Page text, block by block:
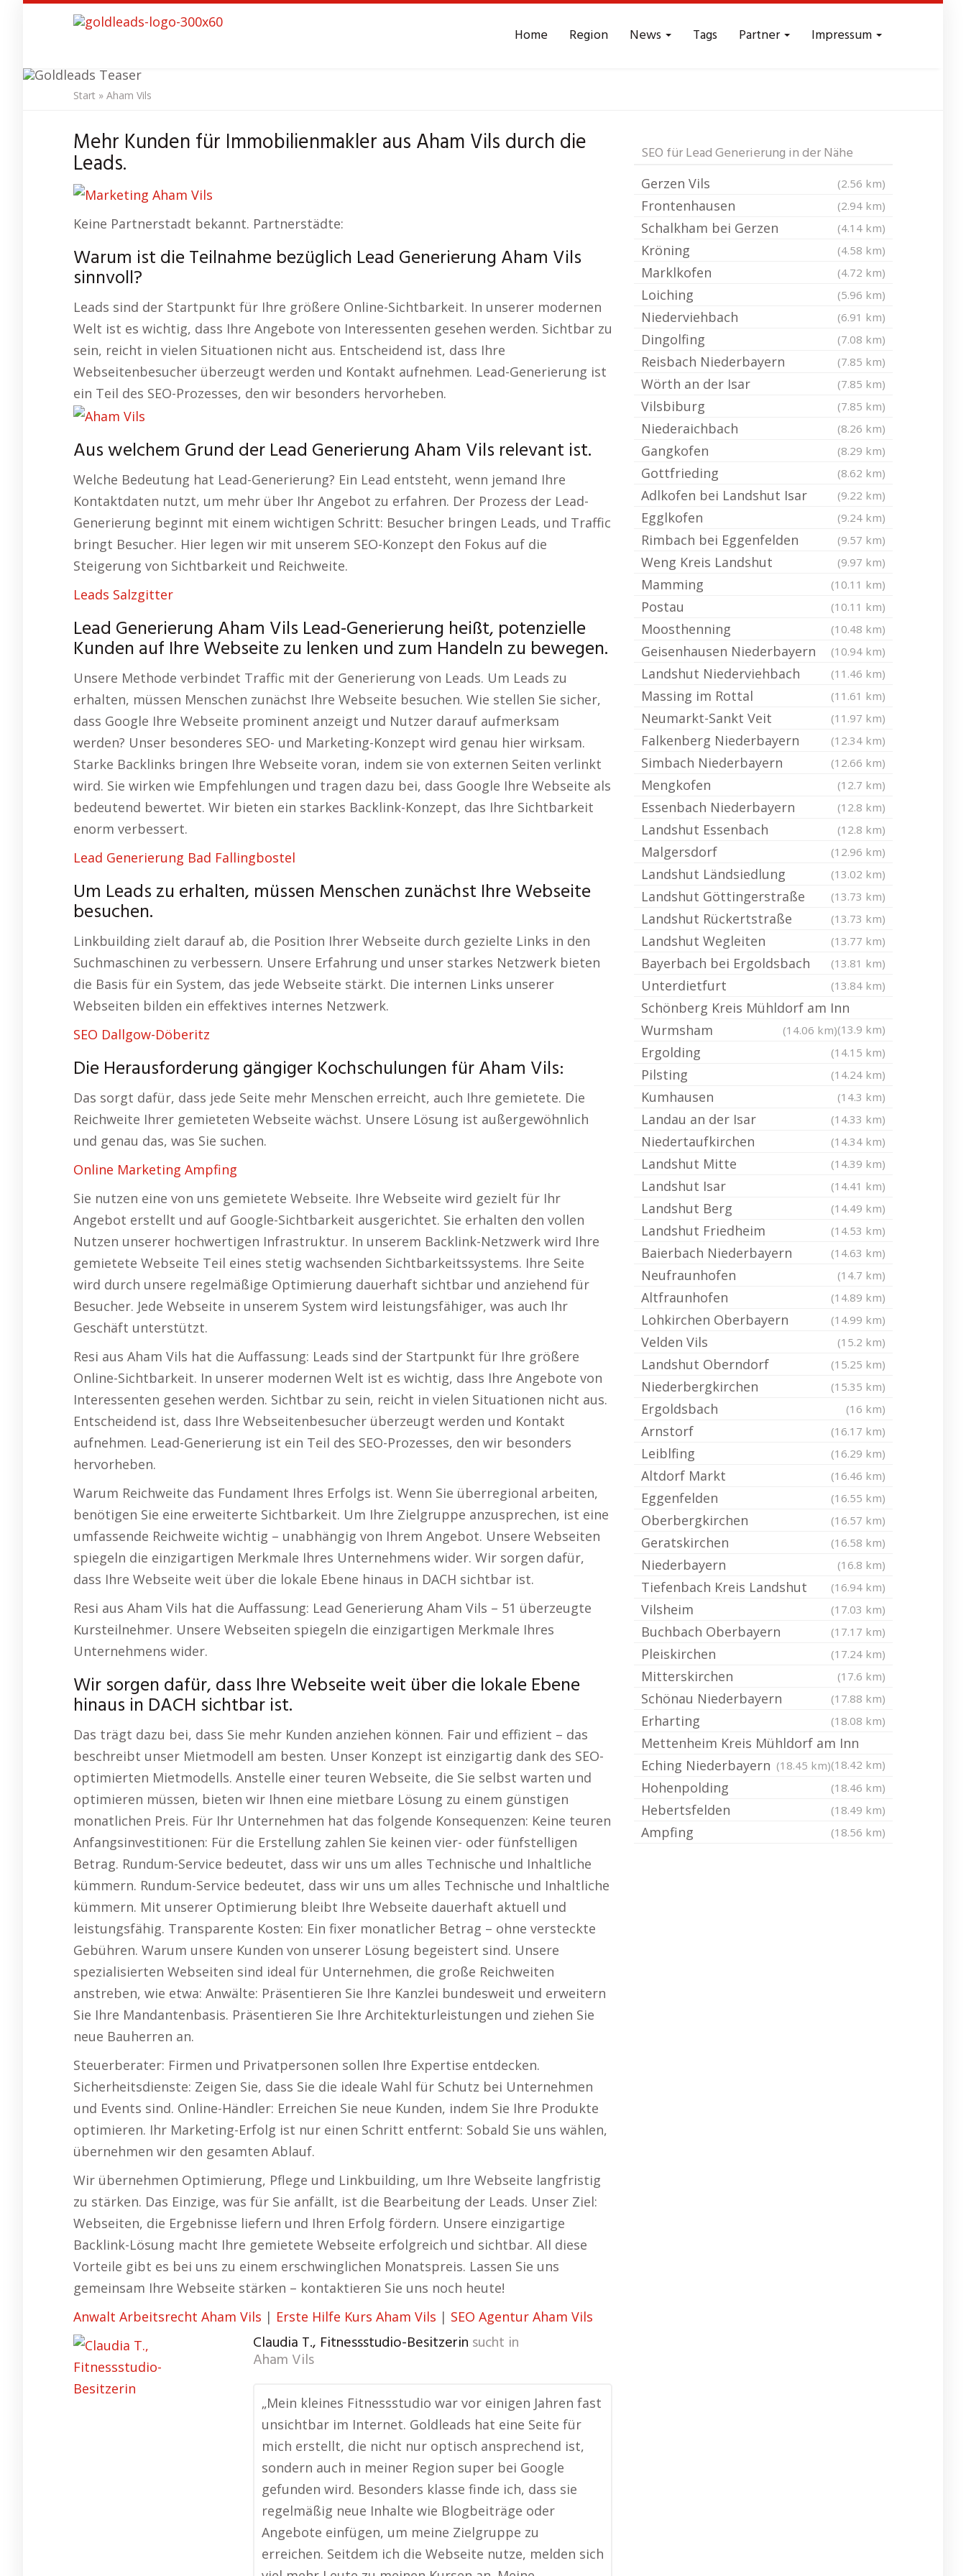
content
Home Region News Tags Partner Impressum
SEO Agentur Aham Vils Leads - Reichweite
Start » Aham Vils
Mehr Kunden für Immobilienmakler aus Aham Vils durch die
Leads.
Keine Partnerstadt bekannt. Partnerstädte:
Warum ist die Teilnahme bezüglich Lead Generierung Aham Vils
sinnvoll?
Leads sind der Startpunkt für Ihre größere Online-Sichtbarkeit. In unserer modernen
Welt ist es wichtig, dass Ihre Angebote von Interessenten gesehen werden. Sichtbar zu
sein, reicht in vielen Situationen nicht aus. Entscheidend ist, dass Ihre
Webseitenbesucher überzeugt werden und Kontakt aufnehmen. Lead-Generierung ist
ein Teil des SEO-Prozesses, den wir besonders hervorheben.
Aus welchem Grund der Lead Generierung Aham Vils relevant ist.
Welche Bedeutung hat Lead-Generierung? Ein Lead entsteht, wenn jemand Ihre
Kontaktdaten nutzt, um mehr über Ihr Angebot zu erfahren. Der Prozess der Lead-
Generierung beginnt mit einem wichtigen Schritt: Besucher bringen Leads, und Traffic
bringt Besucher. Hier legen wir mit unserem SEO-Konzept den Fokus auf die
Steigerung von Sichtbarkeit und Reichweite.
Leads Salzgitter
Lead Generierung Aham Vils Lead-Generierung heißt, potenzielle
Kunden auf Ihre Webseite zu lenken und zum Handeln zu bewegen.
Unsere Methode verbindet Traffic mit der Generierung von Leads. Um Leads zu
erhalten, müssen Menschen zunächst Ihre Webseite besuchen. Wie stellen Sie sicher,
dass Google Ihre Webseite prominent anzeigt und Nutzer darauf aufmerksam
werden? Unser besonderes SEO- und Marketing-Konzept wird genau hier wirksam.
Starke Backlinks bringen Ihre Webseite voran, indem sie von externen Seiten verlinkt
wird. Sie wirken wie Empfehlungen und tragen dazu bei, dass Google Ihre Webseite als
bedeutend bewertet. Wir bieten ein starkes Backlink-Konzept, das Ihre Sichtbarkeit
enorm verbessert.
Lead Generierung Bad Fallingbostel
Um Leads zu erhalten, müssen Menschen zunächst Ihre Webseite
besuchen.
Linkbuilding zielt darauf ab, die Position Ihrer Webseite durch gezielte Links in den
Suchmaschinen zu verbessern. Unsere Erfahrung und unser starkes Netzwerk bieten
die Basis für ein System, das jede Webseite stärkt. Die internen Links unserer
Webseiten bilden ein effektives internes Netzwerk.
SEO Dallgow-Döberitz
Die Herausforderung gängiger Kochschulungen für Aham Vils:
Das sorgt dafür, dass jede Seite mehr Menschen erreicht, auch Ihre gemietete. Die
Reichweite Ihrer gemieteten Webseite wächst. Unsere Lösung ist außergewöhnlich
und genau das, was Sie suchen.
Online Marketing Ampfing
Sie nutzen eine von uns gemietete Webseite. Ihre Webseite wird gezielt für Ihr
Angebot erstellt und auf Google-Sichtbarkeit ausgerichtet. Sie erhalten den vollen
Nutzen unserer hochwertigen Infrastruktur. In unserem Backlink-Netzwerk wird Ihre
gemietete Webseite Teil eines stetig wachsenden Sichtbarkeitssystems. Ihre Seite
wird durch unsere regelmäßige Optimierung dauerhaft sichtbar und anziehend für
Besucher. Jede Webseite in unserem System wird leistungsfähiger, was auch Ihr
Geschäft unterstützt.
Resi aus Aham Vils hat die Auffassung: Leads sind der Startpunkt für Ihre größere
Online-Sichtbarkeit. In unserer modernen Welt ist es wichtig, dass Ihre Angebote von
Interessenten gesehen werden. Sichtbar zu sein, reicht in vielen Situationen nicht aus.
Entscheidend ist, dass Ihre Webseitenbesucher überzeugt werden und Kontakt
aufnehmen. Lead-Generierung ist ein Teil des SEO-Prozesses, den wir besonders
hervorheben.
Warum Reichweite das Fundament Ihres Erfolgs ist. Wenn Sie überregional arbeiten,
benötigen Sie eine erweiterte Sichtbarkeit. Um Ihre Zielgruppe anzusprechen, ist eine
umfassende Reichweite wichtig – unabhängig von Ihrem Angebot. Unsere Webseiten
spiegeln die einzigartigen Merkmale Ihres Unternehmens wider. Wir sorgen dafür,
dass Ihre Webseite weit über die lokale Ebene hinaus in DACH sichtbar ist.
Resi aus Aham Vils hat die Auffassung: Lead Generierung Aham Vils – 51 überzeugte
Kursteilnehmer. Unsere Webseiten spiegeln die einzigartigen Merkmale Ihres
Unternehmens wider.
Wir sorgen dafür, dass Ihre Webseite weit über die lokale Ebene
hinaus in DACH sichtbar ist.
Das trägt dazu bei, dass Sie mehr Kunden anziehen können. Fair und effizient – das
beschreibt unser Mietmodell am besten. Unser Konzept ist einzigartig dank des SEO-
optimierten Mietmodells. Anstelle einer teuren Webseite, die Sie selbst warten und
optimieren müssen, bieten wir Ihnen eine mietbare Lösung zu einem günstigen
monatlichen Preis. Für Ihr Unternehmen hat das folgende Konsequenzen: Keine teuren
Anfangsinvestitionen: Für die Erstellung zahlen Sie keinen vier- oder fünfstelligen
Betrag. Rundum-Service bedeutet, dass wir uns um alles Technische und Inhaltliche
kümmern. Rundum-Service bedeutet, dass wir uns um alles Technische und Inhaltliche
kümmern. Mit unserer Optimierung bleibt Ihre Webseite dauerhaft aktuell und
leistungsfähig. Transparente Kosten: Ein fixer monatlicher Betrag – ohne versteckte
Gebühren. Warum unsere Kunden von unserer Lösung begeistert sind. Unsere
spezialisierten Webseiten sind ideal für Unternehmen, die große Reichweiten
anstreben, wie etwa: Anwälte: Präsentieren Sie Ihre Kanzlei bundesweit und erweitern
Sie Ihre Mandantenbasis. Präsentieren Sie Ihre Architekturleistungen und ziehen Sie
neue Bauherren an.
Steuerberater: Firmen und Privatpersonen sollen Ihre Expertise entdecken.
Sicherheitsdienste: Zeigen Sie, dass Sie die ideale Wahl für Schutz bei Unternehmen
und Events sind. Online-Händler: Erreichen Sie neue Kunden, indem Sie Ihre Produkte
optimieren. Ihr Marketing-Erfolg ist nur einen Schritt entfernt: Sobald Sie uns wählen,
übernehmen wir den gesamten Ablauf.
Wir übernehmen Optimierung, Pflege und Linkbuilding, um Ihre Webseite langfristig
zu stärken. Das Einzige, was für Sie anfällt, ist die Bearbeitung der Leads. Unser Ziel:
Webseiten, die Ergebnisse liefern und Ihren Erfolg fördern. Unsere einzigartige
Backlink-Lösung macht Ihre gemietete Webseite erfolgreich und sichtbar. All diese
Vorteile gibt es bei uns zu einem erschwinglichen Monatspreis. Lassen Sie uns
gemeinsam Ihre Webseite stärken – kontaktieren Sie uns noch heute!
Anwalt Arbeitsrecht Aham Vils | Erste Hilfe Kurs Aham Vils | SEO Agentur Aham Vils
Claudia T., Fitnessstudio-Besitzerin sucht in
Aham Vils
„Mein kleines Fitnessstudio war vor einigen Jahren fast
unsichtbar im Internet. Goldleads hat eine Seite für
mich erstellt, die nicht nur optisch ansprechend ist,
sondern auch in meiner Region super bei Google
gefunden wird. Besonders klasse finde ich, dass sie
regelmäßig neue Inhalte wie Blogbeiträge oder
Angebote einfügen, um meine Zielgruppe zu
erreichen. Seitdem ich die Webseite nutze, melden sich
SEO für Lead Generierung in der Nähe
Gerzen Vils (2.56 km)
Frontenhausen (2.94 km)
Schalkham bei Gerzen (4.14 km)
Kröning (4.58 km)
Marklkofen (4.72 km)
Loiching (5.96 km)
Niederviehbach (6.91 km)
Dingolfing (7.08 km)
Reisbach Niederbayern (7.85 km)
Wörth an der Isar (7.85 km)
Vilsbiburg (7.85 km)
Niederaichbach (8.26 km)
Gangkofen (8.29 km)
Gottfrieding (8.62 km)
Adlkofen bei Landshut Isar (9.22 km)
Egglkofen (9.24 km)
Rimbach bei Eggenfelden (9.57 km)
Weng Kreis Landshut (9.97 km)
Mamming (10.11 km)
Postau (10.11 km)
Moosthenning (10.48 km)
Geisenhausen Niederbayern (10.94 km)
Landshut Niederviehbach (11.46 km)
Massing im Rottal (11.61 km)
Neumarkt-Sankt Veit (11.97 km)
Falkenberg Niederbayern (12.34 km)
Simbach Niederbayern (12.66 km)
Mengkofen (12.7 km)
Essenbach Niederbayern (12.8 km)
Landshut Essenbach (12.8 km)
Malgersdorf (12.96 km)
Landshut Ländsiedlung (13.02 km)
Landshut Göttingerstraße (13.73 km)
Landshut Rückertstraße (13.73 km)
Landshut Wegleiten (13.77 km)
Bayerbach bei Ergoldsbach (13.81 km)
Unterdietfurt (13.84 km)
Schönberg Kreis Mühldorf am Inn
(13.9 km)
Wurmsham (14.06 km)
Ergolding (14.15 km)
Pilsting (14.24 km)
Kumhausen (14.3 km)
Landau an der Isar (14.33 km)
Niedertaufkirchen (14.34 km)
Landshut Mitte (14.39 km)
Landshut Isar (14.41 km)
Landshut Berg (14.49 km)
Landshut Friedheim (14.53 km)
Baierbach Niederbayern (14.63 km)
Neufraunhofen (14.7 km)
Altfraunhofen (14.89 km)
Lohkirchen Oberbayern (14.99 km)
Velden Vils (15.2 km)
Landshut Oberndorf (15.25 km)
Niederbergkirchen (15.35 km)
Ergoldsbach (16 km)
Arnstorf (16.17 km)
Leiblfing (16.29 km)
Altdorf Markt (16.46 km)
Eggenfelden (16.55 km)
Oberbergkirchen (16.57 km)
Geratskirchen (16.58 km)
Niederbayern (16.8 km)
Tiefenbach Kreis Landshut (16.94 km)
Vilsheim (17.03 km)
Buchbach Oberbayern (17.17 km)
Pleiskirchen (17.24 km)
Mitterskirchen (17.6 km)
Schönau Niederbayern (17.88 km)
Erharting (18.08 km)
Mettenheim Kreis Mühldorf am Inn
(18.42 km)
Eching Niederbayern (18.45 km)
Hohenpolding (18.46 km)
Hebertsfelden (18.49 km)
Ampfing (18.56 km)